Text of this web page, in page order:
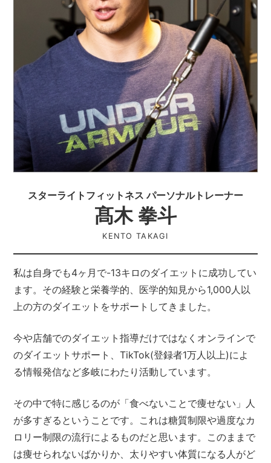
スターライトフィットネス パーソナルトレーナー
髙木 拳斗
KENTO TAKAGI
私は自身でも4ヶ月で-13キロのダイエットに成功してい
ます。その経験と栄養学的、医学的知見から1,000人以
上の方のダイエットをサポートしてきました。
今や店舗でのダイエット指導だけではなくオンラインで
のダイエットサポート、TikTok(登録者1万人以上)によ
る情報発信など多岐にわたり活動しています。
その中で特に感じるのが「食べないことで痩せない」人
が多すぎるということです。これは糖質制限や過度なカ
ロリー制限の流行によるものだと思います。このままで
は痩せられないばかりか、太りやすい体質になる人がど